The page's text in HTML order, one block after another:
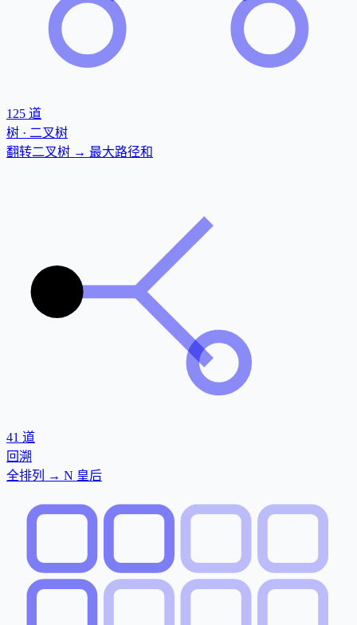
125 道
树 · 二叉树
翻转二叉树 → 最大路径和
41 道
回溯
全排列 → N 皇后